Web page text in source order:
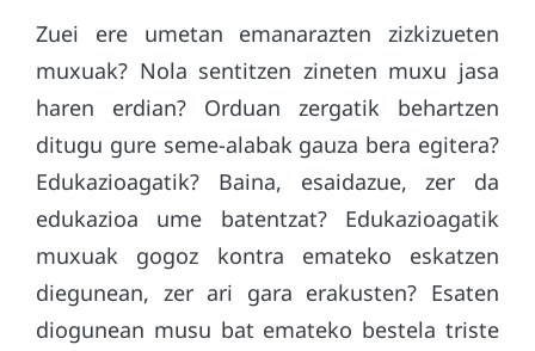
Zuei ere umetan emanarazten zizkizueten
muxuak? Nola sentitzen zineten muxu jasa
haren erdian? Orduan zergatik behartzen
ditugu gure seme-alabak gauza bera egitera?
Edukazioagatik? Baina, esaidazue, zer da
edukazioa ume batentzat? Edukazioagatik
muxuak gogoz kontra emateko eskatzen
diegunean, zer ari gara erakusten? Esaten
diogunean musu bat emateko bestela triste